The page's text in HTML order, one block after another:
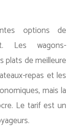
options de
Les wagons-
plats de meilleure
repas et les
mais la
Le tarif est un